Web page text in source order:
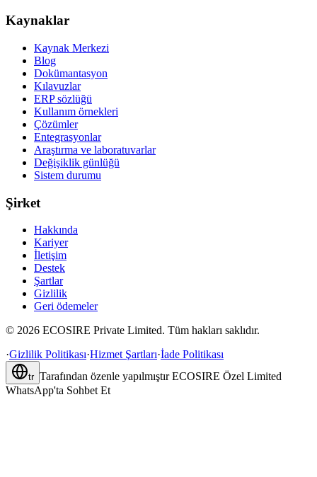
Kaynaklar
Kaynak Merkezi
Blog
Dokümantasyon
Kılavuzlar
ERP sözlüğü
Kullanım örnekleri
Çözümler
Entegrasyonlar
Araştırma ve laboratuvarlar
Değişiklik günlüğü
Sistem durumu
Şirket
Hakkında
Kariyer
İletişim
Destek
Şartlar
Gizlilik
Geri ödemeler
© 2026 ECOSIRE Private Limited. Tüm hakları saklıdır.
·Gizlilik Politikası·Hizmet Şartları·İade Politikası
tr Tarafından özenle yapılmıştır ECOSIRE Özel Limited
WhatsApp'ta Sohbet Et